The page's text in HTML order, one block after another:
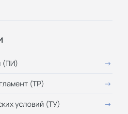
(ПИ)
(ТР)
условий (ТУ)